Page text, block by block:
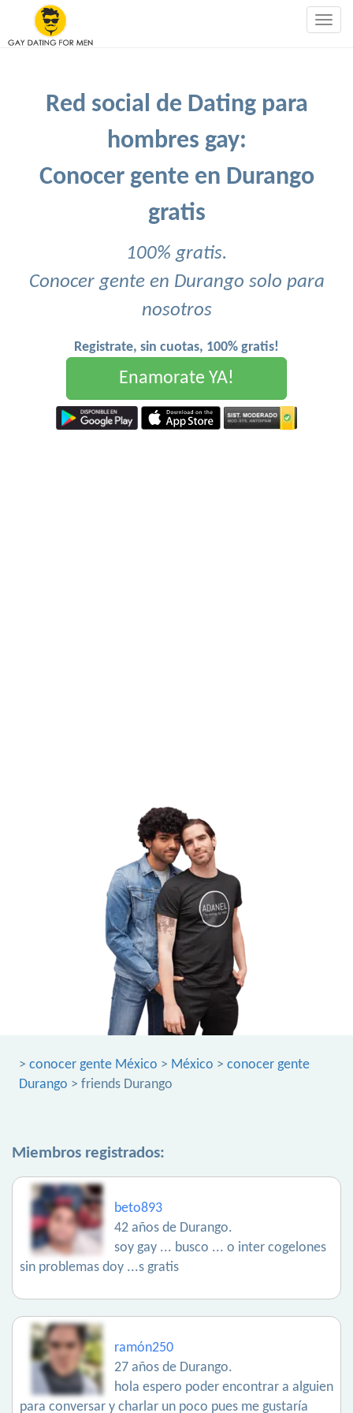
Red social de Dating para
hombres gay:
Conocer gente en Durango
gratis
100% gratis.
Conocer gente en Durango solo para
nosotros
Registrate, sin cuotas, 100% gratis!
Enamorate YA!
> conocer gente México > México > conocer gente
Durango > friends Durango
Miembros registrados:
beto893
42 años de Durango.
soy gay ... busco ... o inter cogelones
sin problemas doy ...s gratis
ramón250
27 años de Durango.
hola espero poder encontrar a alguien
para conversar y charlar un poco pues me gustaría